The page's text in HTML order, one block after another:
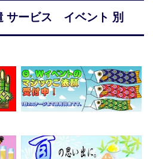
サービス イベント 別